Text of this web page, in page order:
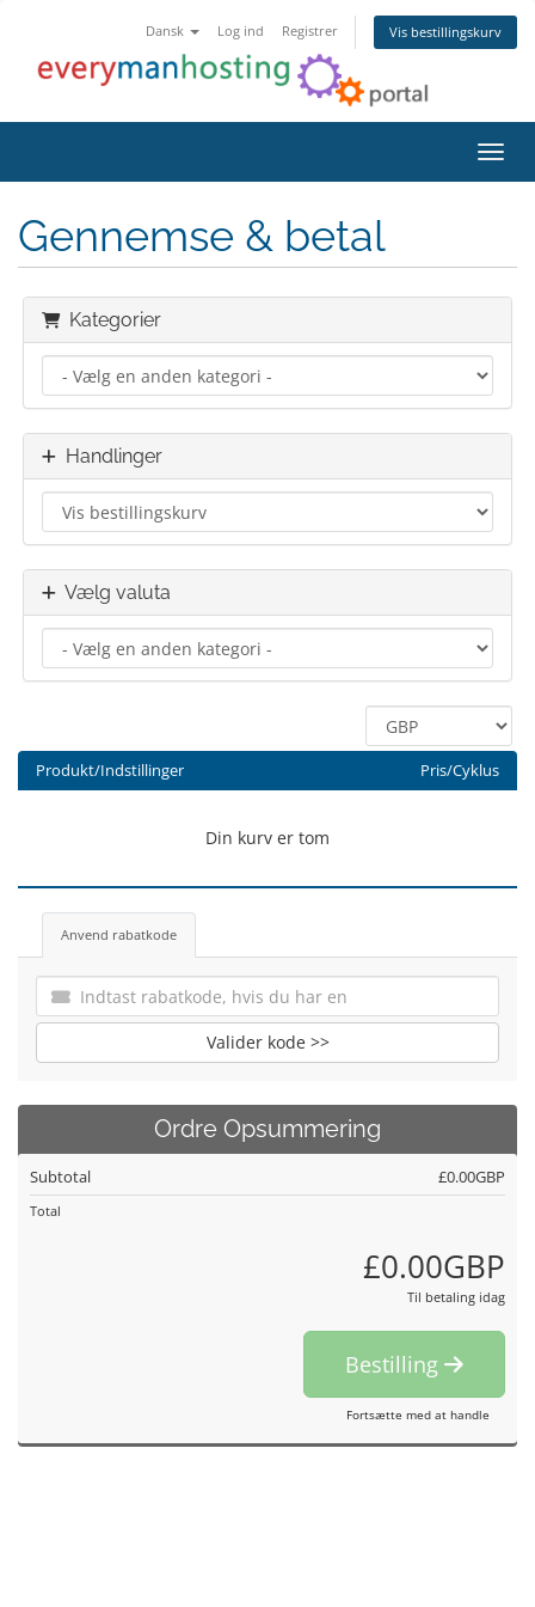
Dansk Log ind Registrer Vis bestillingskurv
Skift
Gennemse & betal
Kategorier
Handlinger
Vælg valuta
Produkt/Indstillinger Pris/Cyklus
Din kurv er tom
Anvend rabatkode
Valider kode >>
Ordre Opsummering
Subtotal £0.00GBP
Total
£0.00GBP
Til betaling idag
Bestilling
Fortsætte med at handle